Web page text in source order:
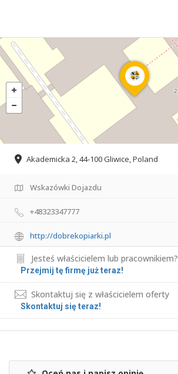
Akademicka 2, 44-100 Gliwice, Poland
Wskazówki Dojazdu
+48323347777
http://dobrekopiarki.pl
Jesteś właścicielem lub pracownikiem?
Przejmij tę firmę już teraz!
Skontaktuj się z właścicielem oferty
Skontaktuj się teraz!